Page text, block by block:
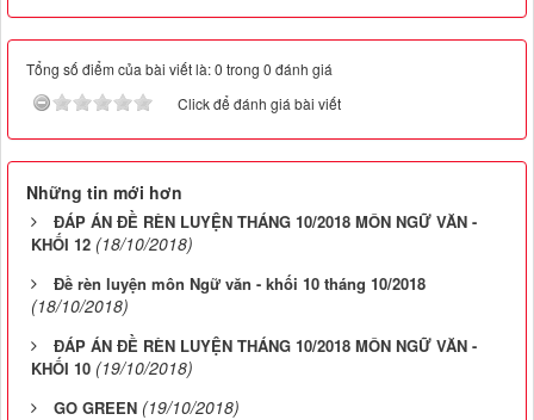
Tổng số điểm của bài viết là: 0 trong 0 đánh giá
Click để đánh giá bài viết
Những tin mới hơn
ĐÁP ÁN ĐỀ RÈN LUYỆN THÁNG 10/2018 MÔN NGỮ VĂN -
KHỐI 12 (18/10/2018)
Đề rèn luyện môn Ngữ văn - khối 10 tháng 10/2018
(18/10/2018)
ĐÁP ÁN ĐỀ RÈN LUYỆN THÁNG 10/2018 MÔN NGỮ VĂN -
KHỐI 10 (19/10/2018)
GO GREEN (19/10/2018)